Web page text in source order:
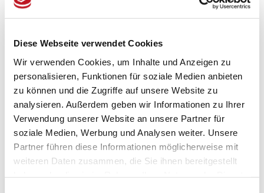
Diese Webseite verwendet Cookies
Wir verwenden Cookies, um Inhalte und Anzeigen zu
personalisieren, Funktionen für soziale Medien anbieten
zu können und die Zugriffe auf unsere Website zu
analysieren. Außerdem geben wir Informationen zu Ihrer
Verwendung unserer Website an unsere Partner für
soziale Medien, Werbung und Analysen weiter. Unsere
Partner führen diese Informationen möglicherweise mit
weiteren Daten zusammen, die Sie ihnen bereitgestellt
Verbrechen hat lediglich 10 Minuten gedauert.
Nach jedem Verbrechen schickte Rie über die
gestohlene Geld wurde zum Kauf von
Markenartikeln und zur Deckung der
Lebenshaltungskosten verwendet. Über einen
Zeitraum von zwei Monaten sollen sie etwa 20
Männer um rund 1 Million Yen (etwa 7.492 Euro)
betrogen haben.